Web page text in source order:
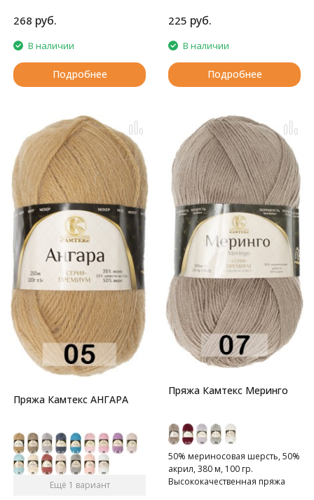
268 руб.
В наличии
Подробнее
225 руб.
В наличии
Подробнее
Пряжа Камтекс АНГАРА
Ещё 1 вариант
Пряжа Камтекс Меринго
50% мериносовая шерсть, 50%
акрил, 380 м, 100 гр.
Высококачественная пряжа